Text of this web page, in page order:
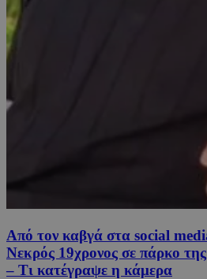
Από τον καβγά στα social
Νεκρός 19χρονος σε πάρκο
– Τι κατέγραψε η κάμερα